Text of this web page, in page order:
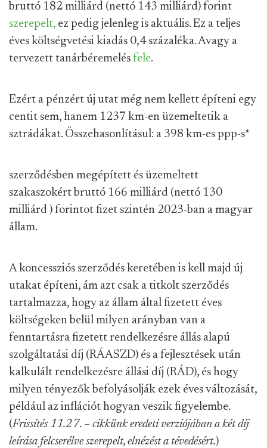
bruttó 182 milliárd (nettó 143 milliárd) forint
szerepelt, ez pedig jelenleg is aktuális. Ez a teljes
éves költségvetési kiadás 0,4 százaléka. Avagy a
tervezett tanárbéremelés fele.
Ezért a pénzért új utat még nem kellett építeni egy
centit sem, hanem 1237 km-en üzemeltetik a
sztrádákat. Összehasonlításul: a 398 km-es ppp-s*
szerződésben megépített és üzemeltett
szakaszokért bruttó 166 milliárd (nettó 130
milliárd ) forintot fizet szintén 2023-ban a magyar
állam.
A koncessziós szerződés keretében is kell majd új
utakat építeni, ám azt csak a titkolt szerződés
tartalmazza, hogy az állam által fizetett éves
költségeken belül milyen arányban van a
fenntartásra fizetett rendelkezésre állás alapú
szolgáltatási díj (RÁASZD) és a fejlesztések után
kalkulált rendelkezésre állási díj (RÁD), és hogy
milyen tényezők befolyásolják ezek éves változását,
például az inflációt hogyan veszik figyelembe.
(Frissítés 11.27. – cikkünk eredeti verziójában a két díj
leírása felcserélve szerepelt, elnézést a tévedésért.)